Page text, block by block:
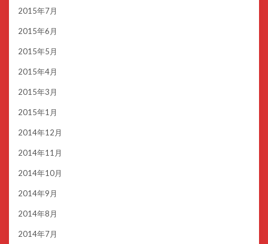
2015年7月
2015年6月
2015年5月
2015年4月
2015年3月
2015年1月
2014年12月
2014年11月
2014年10月
2014年9月
2014年8月
2014年7月